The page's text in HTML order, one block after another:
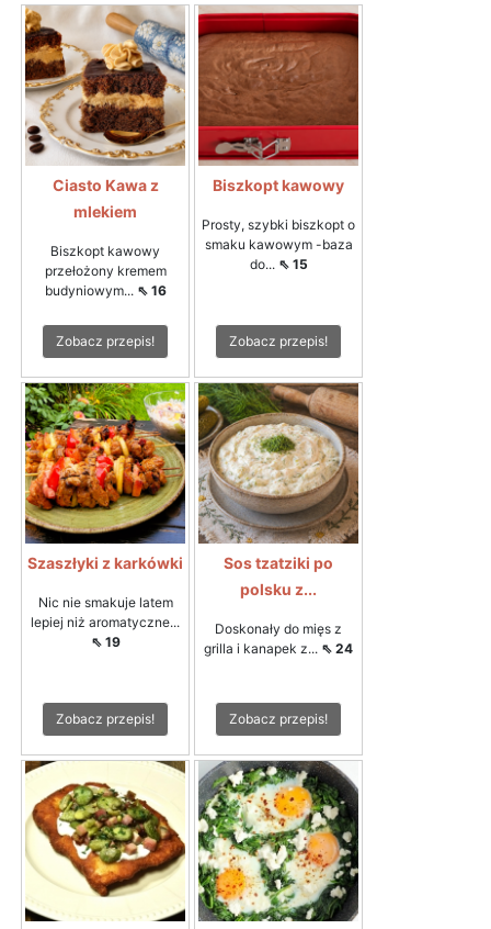
Ciasto Kawa z
mlekiem
Biszkopt kawowy
przełożony kremem
budyniowym... ⇖ 16
Zobacz przepis!
Biszkopt kawowy
Prosty, szybki biszkopt o
smaku kawowym -baza
do... ⇖ 15
Zobacz przepis!
Szaszłyki z karkówki
Nic nie smakuje latem
lepiej niż aromatyczne...
⇖ 19
Zobacz przepis!
Sos tzatziki po
polsku z...
Doskonały do mięs z
grilla i kanapek z... ⇖ 24
Zobacz przepis!